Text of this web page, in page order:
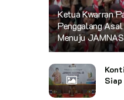
Ketua Kwarran
Penggalang
Menuju